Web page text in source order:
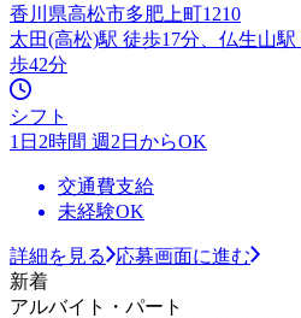
香川県高松市多肥上町1210
太田(高松)駅 徒歩17分、仏生山
歩42分
シフト
1日2時間 週2日からOK
交通費支給
未経験OK
詳細を見る
応募画面に進む
新着
アルバイト・パート